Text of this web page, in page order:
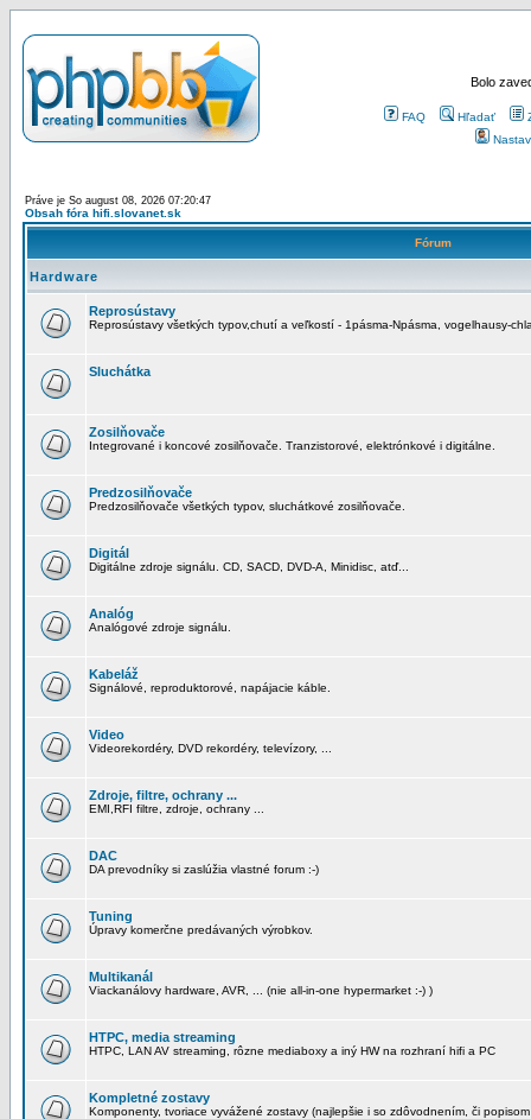
Bolo
FAQ Hľadať
Práve je So august 08, 2026 07:20:47
Obsah fóra hifi.slovanet.sk
Fórum
Hardware
Reprosústavy
Reprosústavy všetkých typov,chutí a veľkostí - 1pásma-Npásma, vogelhausy-
Sluchátka
Zosilňovače
Integrované i koncové zosilňovače. Tranzistorové, elektrónkové i digitálne.
Predzosilňovače
Predzosilňovače všetkých typov, sluchátkové zosilňovače.
Digitál
Digitálne zdroje signálu. CD, SACD, DVD-A, Minidisc, atď...
Analóg
Analógové zdroje signálu.
Kabeláž
Signálové, reproduktorové, napájacie káble.
Video
Videorekordéry, DVD rekordéry, televízory, ...
Zdroje, filtre, ochrany ...
EMI,RFI filtre, zdroje, ochrany ...
DAC
DA prevodníky si zaslúžia vlastné forum :-)
Tuning
Úpravy komerčne predávaných výrobkov.
Multikanál
Viackanálovy hardware, AVR, ... (nie all-in-one hypermarket :-) )
HTPC, media streaming
HTPC, LAN AV streaming, rôzne mediaboxy a iný HW na rozhraní hifi a PC
Kompletné zostavy
Komponenty, tvoriace vyvážené zostavy (najlepšie i so zdôvodnením, či